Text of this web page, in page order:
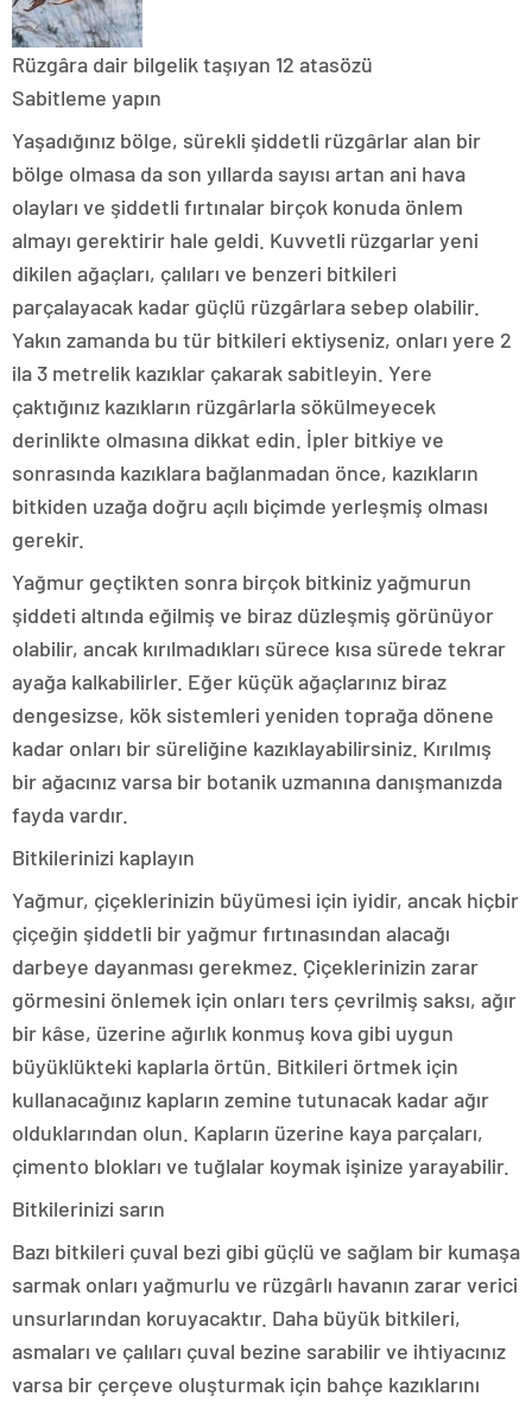
Rüzgâra dair bilgelik taşıyan 12 atasözü
Sabitleme yapın
Yaşadığınız bölge, sürekli şiddetli rüzgârlar alan bir
bölge olmasa da son yıllarda sayısı artan ani hava
olayları ve şiddetli fırtınalar birçok konuda önlem
almayı gerektirir hale geldi. Kuvvetli rüzgarlar yeni
dikilen ağaçları, çalıları ve benzeri bitkileri
parçalayacak kadar güçlü rüzgârlara sebep olabilir.
Yakın zamanda bu tür bitkileri ektiyseniz, onları yere 2
ila 3 metrelik kazıklar çakarak sabitleyin. Yere
çaktığınız kazıkların rüzgârlarla sökülmeyecek
derinlikte olmasına dikkat edin. İpler bitkiye ve
sonrasında kazıklara bağlanmadan önce, kazıkların
bitkiden uzağa doğru açılı biçimde yerleşmiş olması
gerekir.
Yağmur geçtikten sonra birçok bitkiniz yağmurun
şiddeti altında eğilmiş ve biraz düzleşmiş görünüyor
olabilir, ancak kırılmadıkları sürece kısa sürede tekrar
ayağa kalkabilirler. Eğer küçük ağaçlarınız biraz
dengesizse, kök sistemleri yeniden toprağa dönene
kadar onları bir süreliğine kazıklayabilirsiniz. Kırılmış
bir ağacınız varsa bir botanik uzmanına danışmanızda
fayda vardır.
Bitkilerinizi kaplayın
Yağmur, çiçeklerinizin büyümesi için iyidir, ancak hiçbir
çiçeğin şiddetli bir yağmur fırtınasından alacağı
darbeye dayanması gerekmez. Çiçeklerinizin zarar
görmesini önlemek için onları ters çevrilmiş saksı, ağır
bir kâse, üzerine ağırlık konmuş kova gibi uygun
büyüklükteki kaplarla örtün. Bitkileri örtmek için
kullanacağınız kapların zemine tutunacak kadar ağır
olduklarından olun. Kapların üzerine kaya parçaları,
çimento blokları ve tuğlalar koymak işinize yarayabilir.
Bitkilerinizi sarın
Bazı bitkileri çuval bezi gibi güçlü ve sağlam bir kumaşa
sarmak onları yağmurlu ve rüzgârlı havanın zarar verici
unsurlarından koruyacaktır. Daha büyük bitkileri,
asmaları ve çalıları çuval bezine sarabilir ve ihtiyacınız
varsa bir çerçeve oluşturmak için bahçe kazıklarını